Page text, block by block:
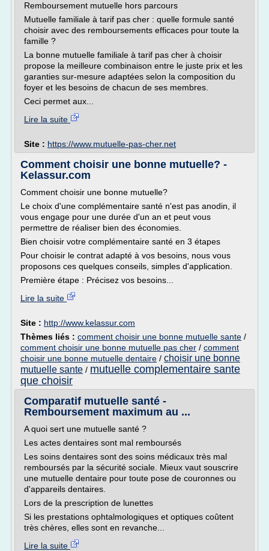
Remboursement mutuelle hors parcours
Mutuelle familiale à tarif pas cher : quelle formule santé
choisir avec des remboursements efficaces pour toute la
famille ?
La bonne mutuelle familiale à tarif pas cher à choisir
propose la meilleure combinaison entre le juste prix et les
garanties sur-mesure adaptées selon la composition du
foyer et les besoins de chacun de ses membres.
Ceci permet aux...
Lire la suite
Site : https://www.mutuelle-pas-cher.net
Comment choisir une bonne mutuelle? -
Kelassur.com
Comment choisir une bonne mutuelle?
Le choix d'une complémentaire santé n'est pas anodin, il
vous engage pour une durée d'un an et peut vous
permettre de réaliser bien des économies.
Bien choisir votre complémentaire santé en 3 étapes
Pour choisir le contrat adapté à vos besoins, nous vous
proposons ces quelques conseils, simples d'application.
Première étape : Précisez vos besoins...
Lire la suite
Site : http://www.kelassur.com
Thèmes liés : comment choisir une bonne mutuelle sante /
comment choisir une bonne mutuelle pas cher / comment
choisir une bonne mutuelle dentaire / choisir une bonne
mutuelle sante / mutuelle complementaire sante
que choisir
Comparatif mutuelle santé -
Remboursement maximum au ...
A quoi sert une mutuelle santé ?
Les actes dentaires sont mal remboursés
Les soins dentaires sont des soins médicaux très mal
remboursés par la sécurité sociale. Mieux vaut souscrire
une mutuelle dentaire pour toute pose de couronnes ou
d'appareils dentaires.
Lors de la prescription de lunettes
Si les prestations ophtalmologiques et optiques coûtent
très chères, elles sont en revanche...
Lire la suite